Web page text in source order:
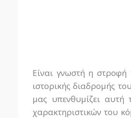
Είναι γνωστή η
ιστορικής διαδρομής
μας υπενθυμίζει
χαρακτηριστικών του